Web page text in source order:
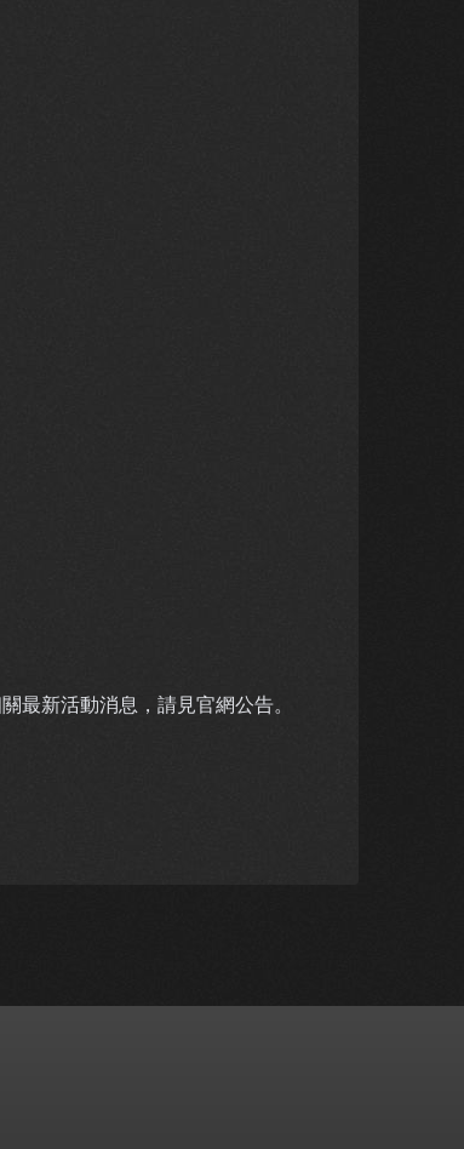
最新活動消息，請見官網公告。